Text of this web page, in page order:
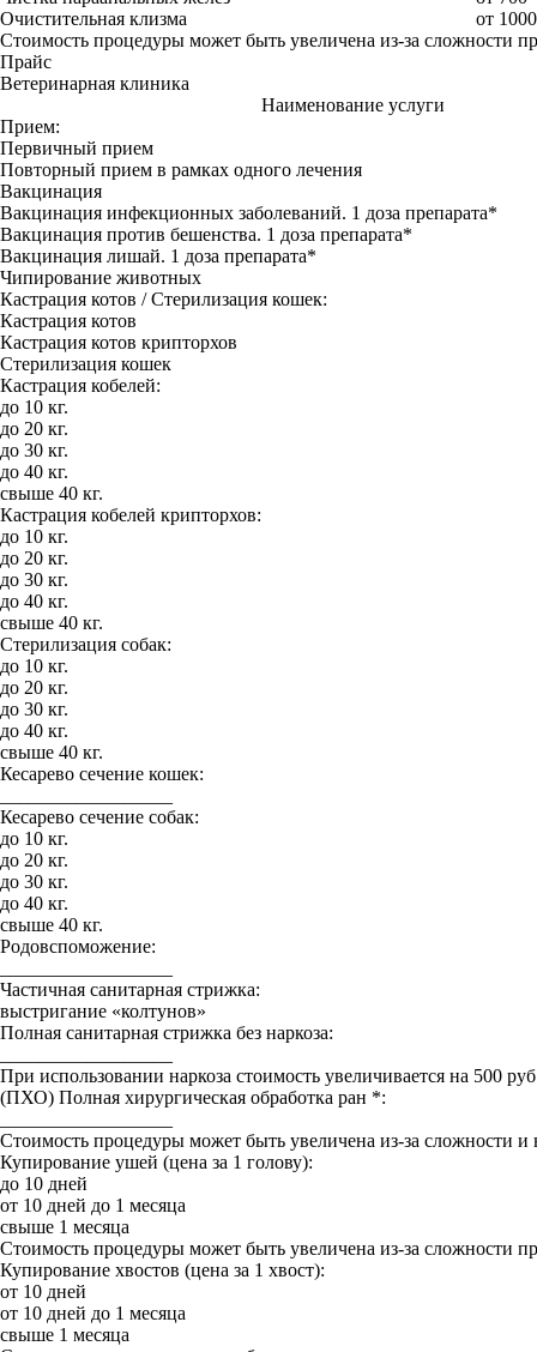
Очистительная клизма
от 1000
Стоимость процедуры может быть увеличена из-за сложности
Прайс
Ветеринарная клиника
Наименование услуги
Прием:
Первичный прием
Повторный прием в рамках одного лечения
Вакцинация
Вакцинация инфекционных заболеваний. 1 доза препарата*
Вакцинация против бешенства. 1 доза препарата*
Вакцинация лишай. 1 доза препарата*
Чипирование животных
Кастрация котов / Стерилизация кошек:
Кастрация котов
Кастрация котов крипторхов
Стерилизация кошек
Кастрация кобелей:
до 10 кг.
до 20 кг.
до 30 кг.
до 40 кг.
свыше 40 кг.
Кастрация кобелей крипторхов:
до 10 кг.
до 20 кг.
до 30 кг.
до 40 кг.
свыше 40 кг.
Стерилизация собак:
до 10 кг.
до 20 кг.
до 30 кг.
до 40 кг.
свыше 40 кг.
Кесарево сечение кошек:
Кесарево сечение собак:
до 10 кг.
до 20 кг.
до 30 кг.
до 40 кг.
свыше 40 кг.
Родовспоможение:
Частичная санитарная стрижка:
выстригание «колтунов»
Полная санитарная стрижка без наркоза:
При использовании наркоза стоимость увеличивается на 500
(ПХО) Полная хирургическая обработка ран *:
Стоимость процедуры может быть увеличена из-за сложности
Купирование ушей (цена за 1 голову):
до 10 дней
от 10 дней до 1 месяца
свыше 1 месяца
Стоимость процедуры может быть увеличена из-за сложности
Купирование хвостов (цена за 1 хвост):
от 10 дней
от 10 дней до 1 месяца
свыше 1 месяца